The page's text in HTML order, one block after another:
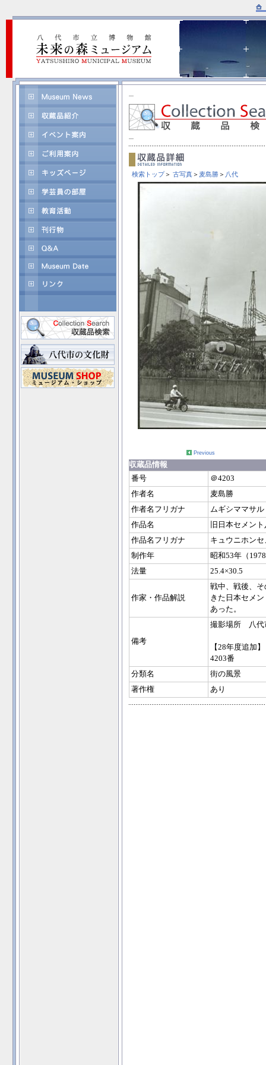
検索トップ＞ 古写真＞ 麦島勝＞ 八代
Previous
収蔵品情報
番号
＠4203
作者名
麦島勝
作者名フリガナ
ムギシママサル
作品名
旧日本セメン
作品名フリガナ
キュウニホン
制作年
昭和53年（
法量
25.4×30.5
作家・作品解説
戦中、戦後、
きた日本セメ
あった。
備考
撮影場所 八代
【28年度追加】
4203番
分類名
街の風景
著作権
あり